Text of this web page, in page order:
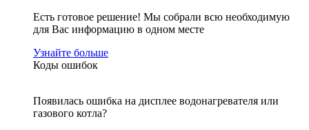
Есть готовое решение! Мы собрали всю необходимую
для Вас информацию в одном месте
Узнайте больше
Коды ошибок
Появилась ошибка на дисплее водонагревателя или
газового котла?